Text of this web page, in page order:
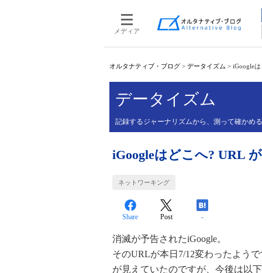
メディア
オルタナティブ・ブログ > データイズム > iGoogle
データイズム
記録するジャーナリズムから、測って確かめ
iGoogleはどこへ? URL
ネットワーキング
Share Post -
消滅が予告されたiGoogle。
そのURLが本日7/12変わったよう
が見えていたのですが、今後は以